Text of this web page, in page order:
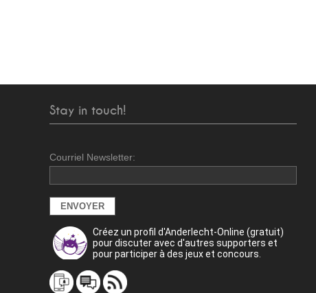
Stay in touch!
Courriel Newsletter:
Créez un profil d'Anderlecht-Online (gratuit)
pour discuter avec d'autres supporters et
pour participer à des jeux et concours.